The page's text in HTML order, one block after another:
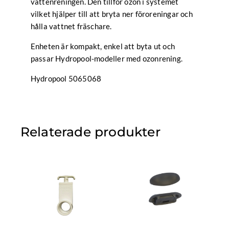
vilket hjälper till att bryta ner föroreningar och
hålla vattnet fräschare.
Enheten är kompakt, enkel att byta ut och
passar Hydropool-modeller med ozonrening.
Hydropool 5065068
Relaterade produkter